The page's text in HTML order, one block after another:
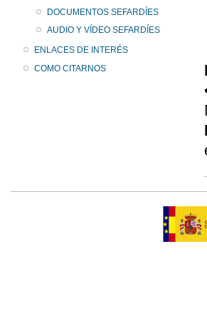
DOCUMENTOS SEFARDÍES
AUDIO Y VÍDEO SEFARDÍES
ENLACES DE INTERÉS
COMO CITARNOS